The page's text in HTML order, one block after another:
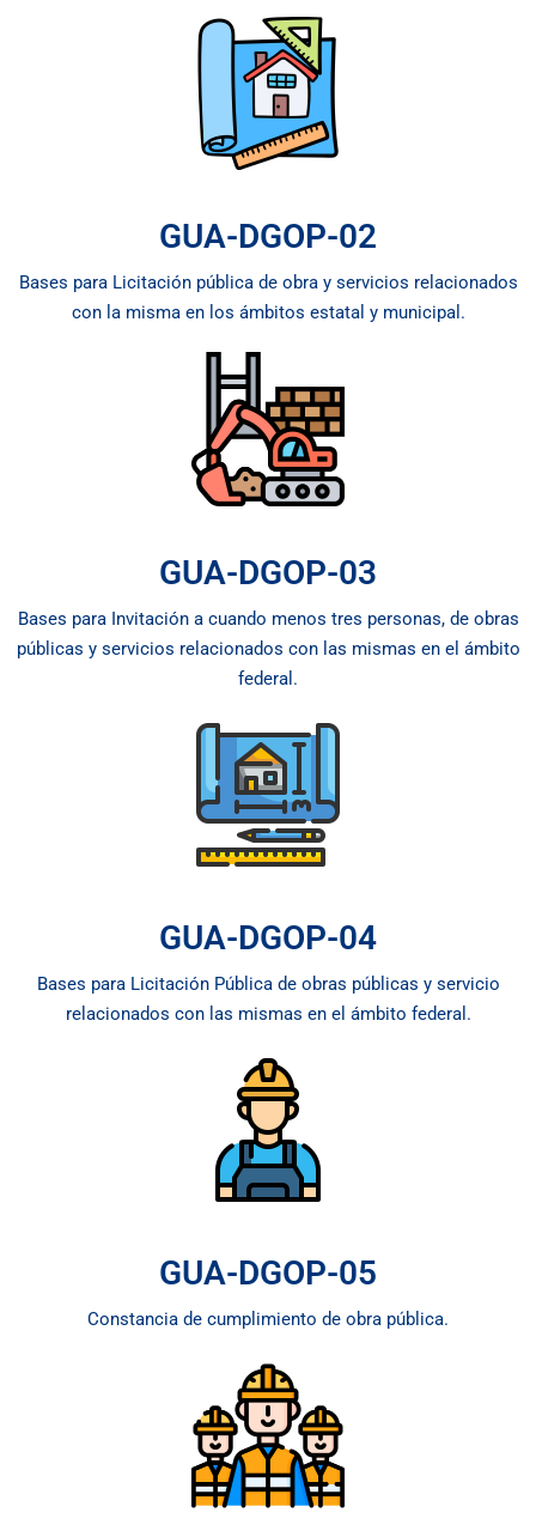
GUA-DGOP-02
Bases para Licitación pública de obra y servicios relacionados
con la misma en los ámbitos estatal y municipal.
GUA-DGOP-03
Bases para Invitación a cuando menos tres personas, de obras
públicas y servicios relacionados con las mismas en el ámbito
federal.
GUA-DGOP-04
Bases para Licitación Pública de obras públicas y servicio
relacionados con las mismas en el ámbito federal.
GUA-DGOP-05
Constancia de cumplimiento de obra pública.